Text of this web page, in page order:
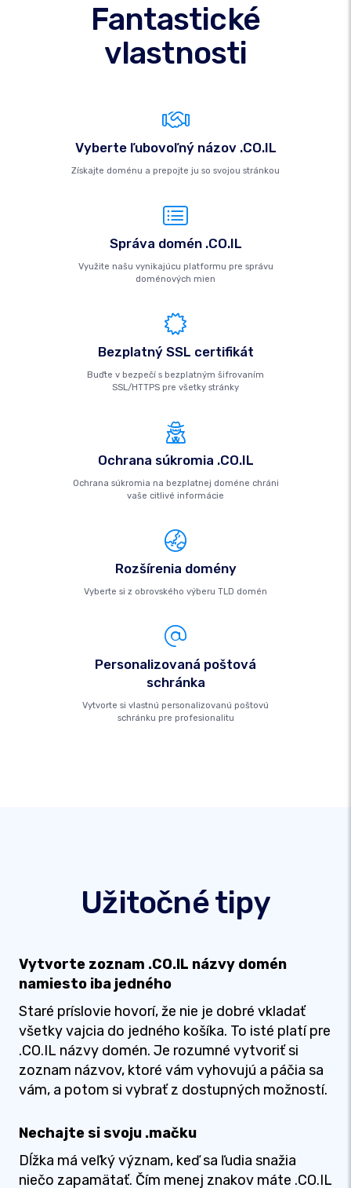
Fantastické
vlastnosti
Vyberte ľubovoľný názov .CO.IL
Získajte doménu a prepojte ju so svojou stránkou
Správa domén .CO.IL
Využite našu vynikajúcu platformu pre správu
doménových mien
Bezplatný SSL certifikát
Buďte v bezpečí s bezplatným šifrovaním
SSL/HTTPS pre všetky stránky
Ochrana súkromia .CO.IL
Ochrana súkromia na bezplatnej doméne chráni
vaše citlivé informácie
Rozšírenia domény
Vyberte si z obrovského výberu TLD domén
Personalizovaná poštová
schránka
Vytvorte si vlastnú personalizovanú poštovú
schránku pre profesionalitu
Užitočné tipy
Vytvorte zoznam .CO.IL názvy domén
namiesto iba jedného
Staré príslovie hovorí, že nie je dobré vkladať
všetky vajcia do jedného košíka. To isté platí pre
.CO.IL názvy domén. Je rozumné vytvoriť si
zoznam názvov, ktoré vám vyhovujú a páčia sa
vám, a potom si vybrať z dostupných možností.
Nechajte si svoju .mačku
Dĺžka má veľký význam, keď sa ľudia snažia
niečo zapamätať. Čím menej znakov máte .CO.IL